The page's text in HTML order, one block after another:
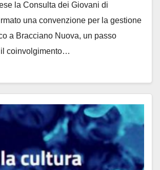
la Consulta dei Giovani di
una convenzione per la gestione
a Bracciano Nuova, un passo
il coinvolgimento…